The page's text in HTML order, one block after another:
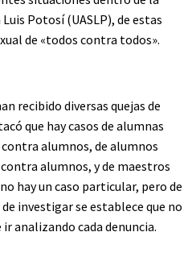
Potosí (UASLP), de estas
de «todos contra todos».
recibido diversas quejas de
que hay casos de alumnas
alumnos, de alumnos
alumnos, y de maestros
hay un caso particular, pero de
investigar se establece que no
analizando cada denuncia.